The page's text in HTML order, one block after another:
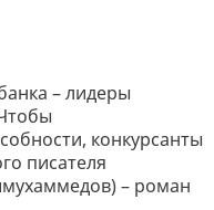
– лидеры
конкурсанты
писателя
– роман